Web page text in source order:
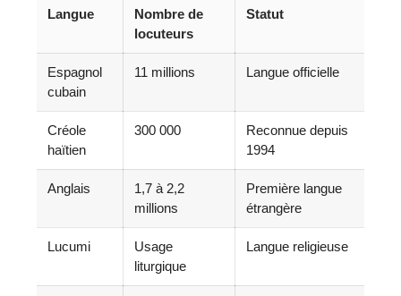
Langue
Nombre de
locuteurs
Statut
Espagnol
cubain
11 millions Langue officielle
Créole
haïtien
300 000
Reconnue depuis
1994
Anglais
1,7 à 2,2
millions
Première langue
étrangère
Lucumi
Usage
liturgique
Langue religieuse